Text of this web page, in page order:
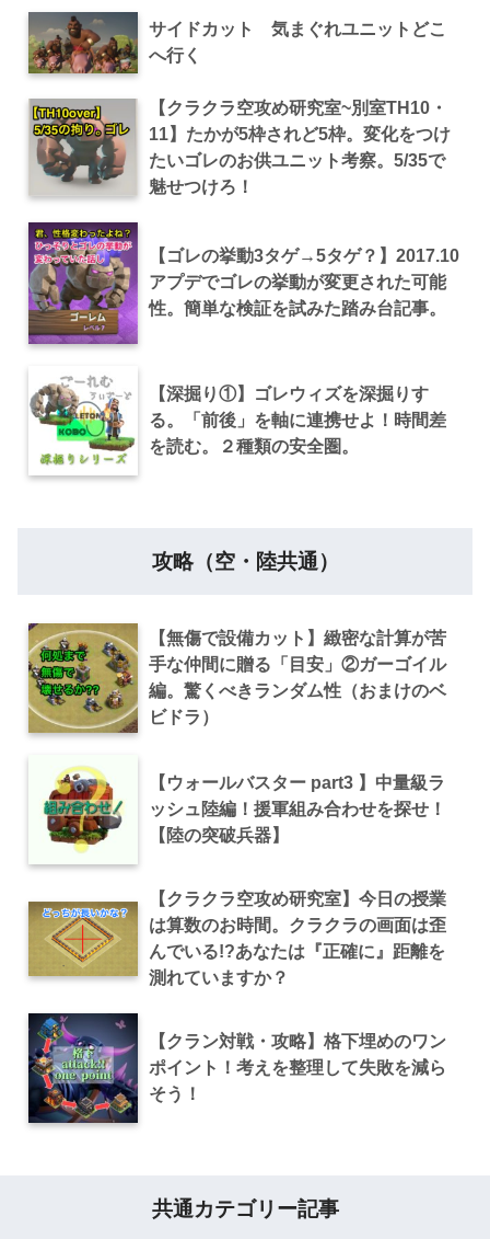
サイドカット 気まぐれユニットどこ
へ行く
【クラクラ空攻め研究室~別室TH10・
11】たかが5枠されど5枠。変化をつけ
たいゴレのお供ユニット考察。5/35で
魅せつけろ！
【ゴレの挙動3タゲ→5タゲ？】2017.10
アプデでゴレの挙動が変更された可能
性。簡単な検証を試みた踏み台記事。
【深掘り①】ゴレウィズを深掘りす
る。「前後」を軸に連携せよ！時間差
を読む。２種類の安全圏。
攻略（空・陸共通）
【無傷で設備カット】緻密な計算が苦
手な仲間に贈る「目安」②ガーゴイル
編。驚くべきランダム性（おまけのベ
ビドラ）
【ウォールバスター part3 】中量級ラ
ッシュ陸編！援軍組み合わせを探せ！
【陸の突破兵器】
【クラクラ空攻め研究室】今日の授業
は算数のお時間。クラクラの画面は歪
んでいる!?あなたは『正確に』距離を
測れていますか？
【クラン対戦・攻略】格下埋めのワン
ポイント！考えを整理して失敗を減ら
そう！
共通カテゴリー記事